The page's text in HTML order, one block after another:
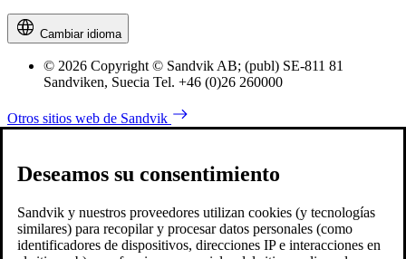
Cambiar idioma
© 2026 Copyright © Sandvik AB; (publ) SE-811 81
Sandviken, Suecia Tel. +46 (0)26 260000
Otros sitios web de Sandvik
Deseamos su consentimiento
Sandvik y nuestros proveedores utilizan cookies (y tecnologías
similares) para recopilar y procesar datos personales (como
identificadores de dispositivos, direcciones IP e interacciones en